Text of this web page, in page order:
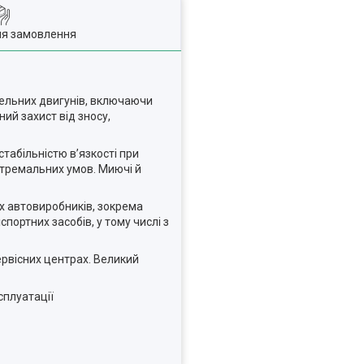
замовлення
двигунів, включаючи
захист від зносу,
в’язкості при
умов. Миючі й
автовиробників, зокрема
засобів, у тому числі з
центрах. Великий